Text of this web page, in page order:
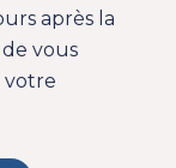
après la
vous
votre